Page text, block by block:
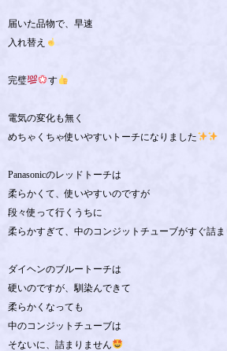
届いた品物で、早速
入れ替え
完璧 す
電気の変化も無く
めちゃくちゃ使いやすいトーチになりました
Panasonicのレッドトーチは
柔らかくて、使いやすいのですが
段々使って行くうちに
柔らかすぎて、中のコンジットチューブがすぐ詰
ダイヘンのブルートーチは
硬いのですが、馴染んできて
柔らかくなっても
中のコンジットチューブは
そないに、詰まりません